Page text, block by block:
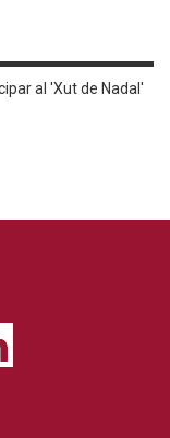
al 'Xut de Nadal'